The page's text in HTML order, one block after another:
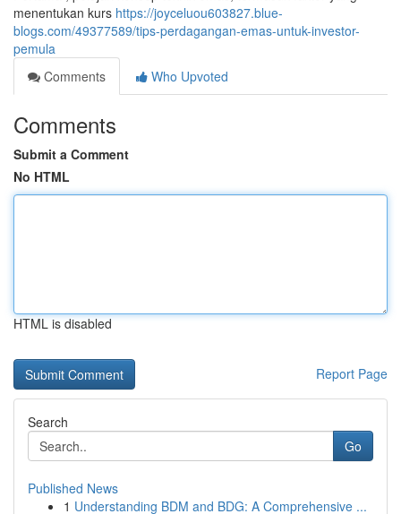
menentukan kurs https://joyceluou603827.blue-
blogs.com/49377589/tips-perdagangan-emas-untuk-investor-
pemula
Comments
Who Upvoted
Comments
Submit a Comment
No HTML
HTML is disabled
Report Page
Search
Go
Published News
1 Understanding BDM and BDG: A Comprehensive ...